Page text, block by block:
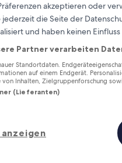
Verdiene
akzeptieren oder
jederzeit die Seite der
und haben keinen
Partner verarbeiten
Standortdaten.
auf einem Endgerät.
von Inhalten, Zielgruppenforschung
(Lieferanten)